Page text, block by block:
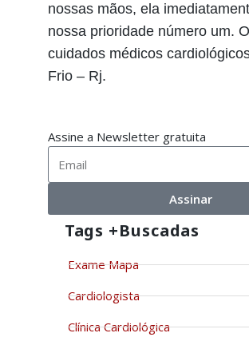
nossas mãos, ela
nossa prioridade número um.
cuidados médicos
Frio – Rj.
Assine a Newsletter gratuita
Assinar
Tags +buscadas
Exame Mapa
Cardiologista
Clínica Cardiológica